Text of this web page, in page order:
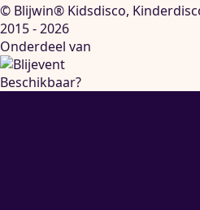
© Blijwin® Kidsdisco,
2015 - 2026
Onderdeel van
Beschikbaar?